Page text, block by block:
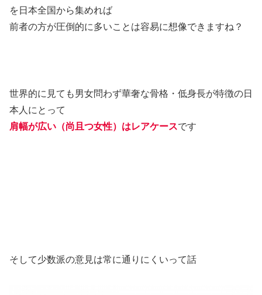
を日本全国から集めれば
前者の方が圧倒的に多いことは容易に想像できますね？
世界的に見ても男女問わず華奢な骨格・低身長が特徴の日
本人にとって
肩幅が広い（尚且つ女性）はレアケースです
そして少数派の意見は常に通りにくいって話